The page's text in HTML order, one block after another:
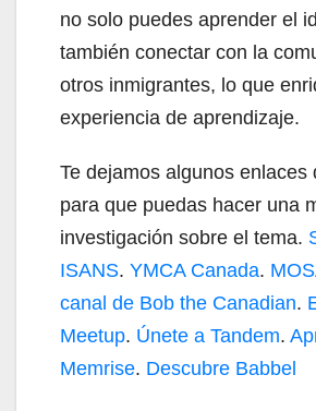
no solo puedes aprender el
también conectar con la
otros inmigrantes, lo que
experiencia de aprendizaje.
Te dejamos algunos enlaces
para que puedas hacer una
investigación sobre el tema.
ISANS. YMCA Canada.
canal de Bob the Canadian.
Meetup. Únete a Tandem.
Memrise. Descubre Babbel